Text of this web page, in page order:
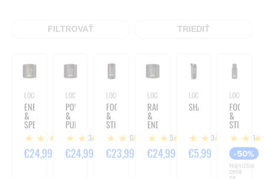
FILTROVAŤ TRIEDIŤ
LOCO
ENERGY
&
SPEED
240G 23
€24,99
LOCO
POWER
&
PUMP
280G 26
€24,99
LOCO
FOCUS
&
STIMULUS
120
KAPSÚL
15
€23,99
LOCO
RACE
&
ENDURANCE
280G 13
€24,99
LOCO
SHAKER
41
€5,99
LOCO
FOCUS
&
STIMULUS
SHOT
-
120ML
-50%
Najnižšia
cena
za